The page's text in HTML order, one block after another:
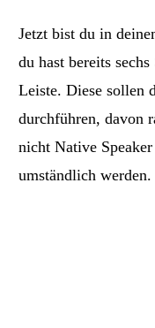
Jetzt bist du in
du hast bereits
Leiste. Diese sollen
durchführen, davon
nicht Native
umständlich werden.